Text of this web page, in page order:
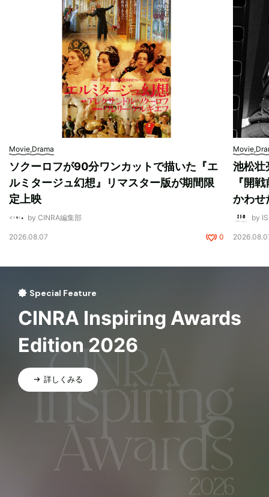
Movie,Drama
ソクーロフが90分ワンカットで描いた『エ
ルミタージュ幻想』リマスター版が期間限
定上映
by CINRA編集部
2026.08.07 0
池松壮
『開
かわせ
by
Special Feature
CINRA Inspiring Awards
Edition 2026
詳しくみる